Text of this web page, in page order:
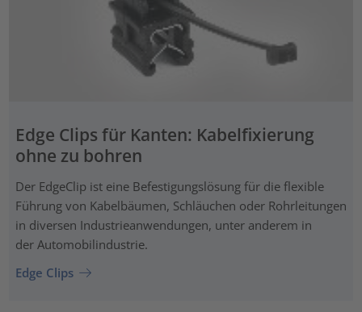
Edge Clips für Kanten: Kabelfixierung
ohne zu bohren
Der EdgeClip ist eine Befestigungslösung für die flexible
Führung von Kabelbäumen, Schläuchen oder Rohrleitungen
in diversen Industrieanwendungen, unter anderem in
der Automobilindustrie.
Edge Clips